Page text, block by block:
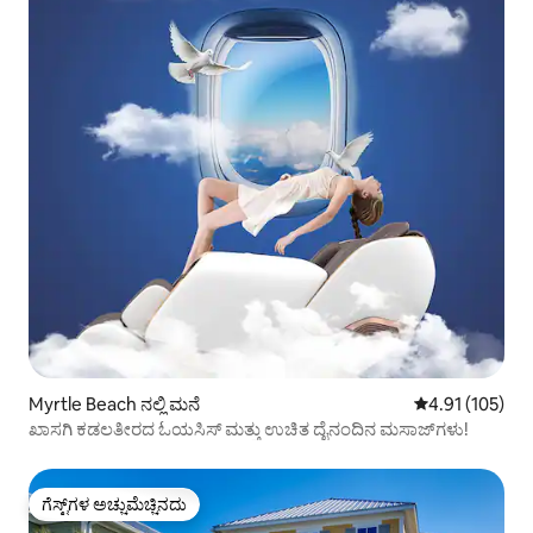
Myrtle Beach ನಲ್ಲಿ ಮನೆ 5 ರಲ್ಲಿ 4.91
4.91 (105)
ಖಾಸಗಿ ಕಡಲತೀರದ ಓಯಸಿಸ್ ಮತ್ತು ಉಚಿತ ದೈನಂದಿನ ಮಸಾಜ್‌ಗಳು!
ಗೆಸ್ಟ್‌ಗಳ ಅಚ್ಚುಮೆಚ್ಚಿನದು
ಗೆಸ್ಟ್‌ಗಳ ಅಚ್ಚುಮೆಚ್ಚಿನದು